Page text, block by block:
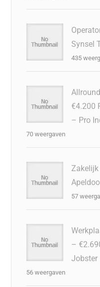
Synsel
435
€4.200
– Pro
70 weergaven
57
–
Jobster
56 weergaven